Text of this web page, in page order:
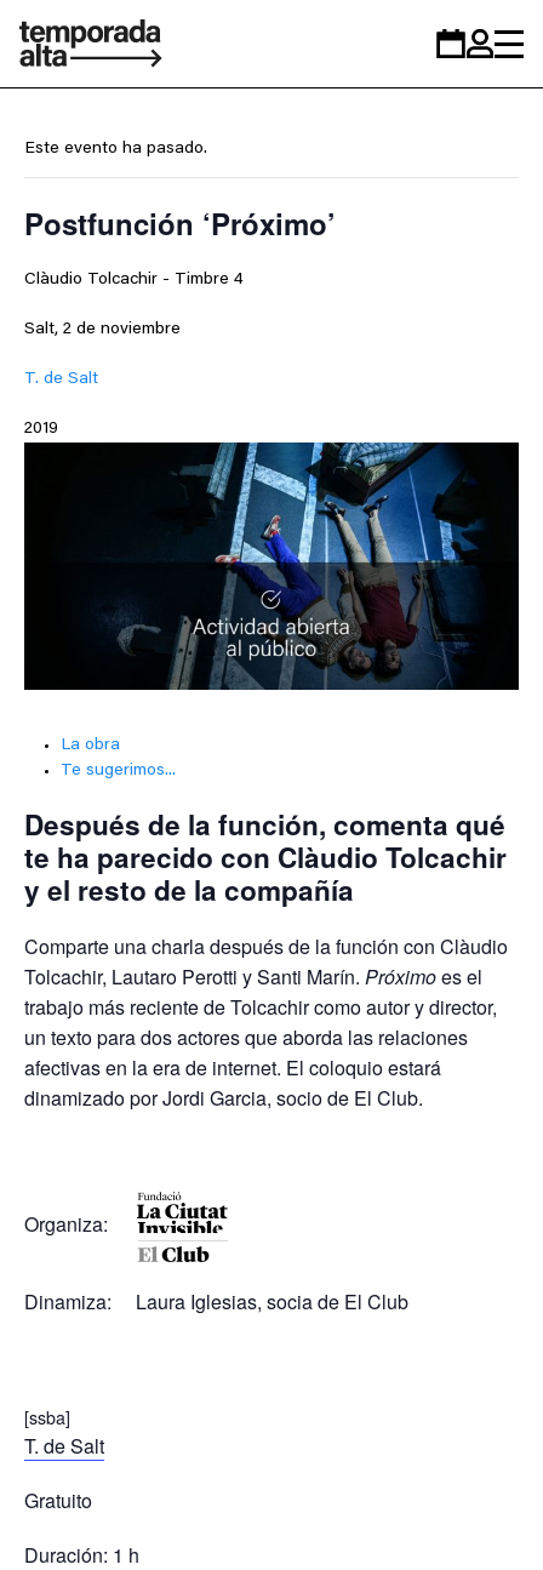
Temporada
personal
Este evento ha pasado.
Postfunción ‘Próximo’
Clàudio Tolcachir - Timbre 4
Salt, 2 de noviembre
T. de Salt
2019
La obra
Te sugerimos...
Después de la función, comenta qué
te ha parecido con Clàudio Tolcachir
y el resto de la compañía
Comparte una charla después de la función con Clàudio
Tolcachir, Lautaro Perotti y Santi Marín. Próximoes el
trabajo más reciente de Tolcachir como autor y director,
un texto para dos actores que aborda las relaciones
afectivas en la era de internet. El coloquio estará
dinamizado por Jordi Garcia, socio de El Club.
Organiza:
Dinamiza: Laura Iglesias, socia de El Club
[ssba]
T. de Salt
Gratuito
Duración: 1 h